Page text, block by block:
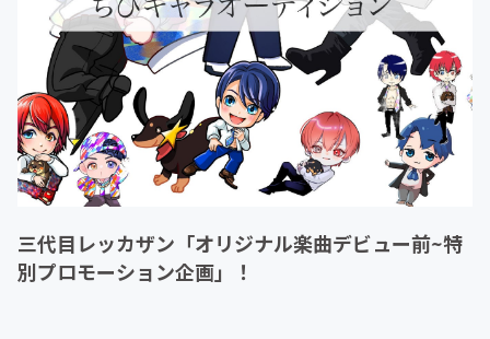
三代目レッカザン「オリジナル楽曲デビュー前~特
別プロモーション企画」！